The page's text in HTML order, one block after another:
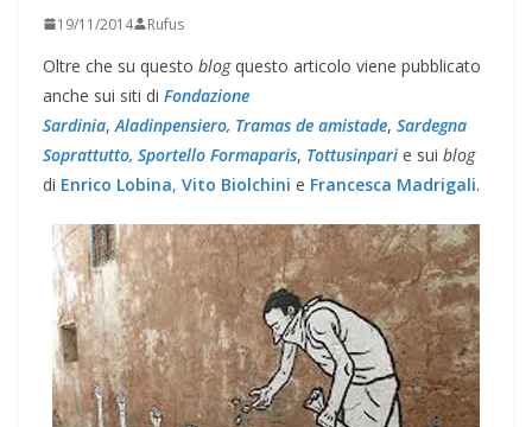
19/11/2014 Rufus
Oltre che su questo blogquesto articolo viene pubblicato
anche sui siti di Fondazione
Sardinia, Aladinpensiero, Tramas de amistade, Sardegna
Soprattutto, Sportello Formaparis, Tottusinpari e sui blog
di Enrico Lobina, Vito Biolchini e Francesca Madrigali.